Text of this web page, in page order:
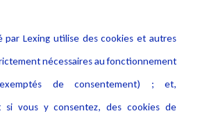
des
Publications
par Lexing utilise des cookies et autres
nécessaires au fonctionnement
de consentement) ; et,
si vous y consentez, des cookies de